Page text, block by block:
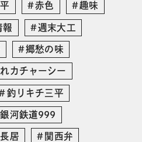
赤色 趣味
報 週末大工
郷愁の味
カチャーシー
釣りキチ三平
銀河鉄道999
長居 関西弁